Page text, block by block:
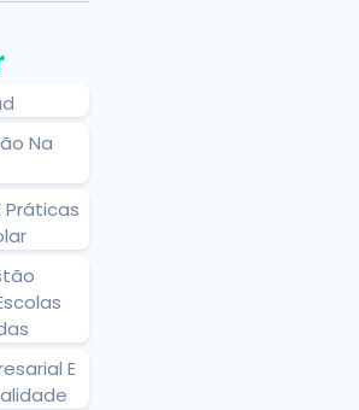
Na
Práticas
E